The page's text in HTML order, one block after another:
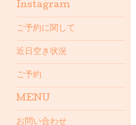
Instagram
ご予約に関して
近日空き状況
ご予約
MENU
お問い合わせ